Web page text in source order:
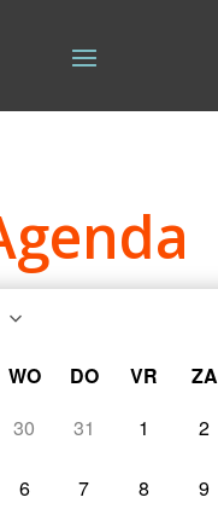
WO DO VR ZA
30 31 1 2
6 7 8 9